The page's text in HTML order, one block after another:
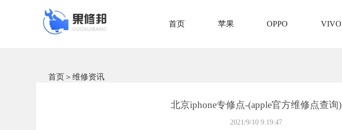
首页 苹果 OPPO VIVO
首页 ＞ 维修资讯
北京iphone专修点-(apple官方维修点查询)
2021/9/10 9:19:47